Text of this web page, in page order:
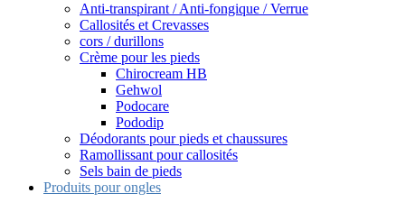
Anti-transpirant / Anti-fongique / Verrue
Callosités et Crevasses
cors / durillons
Crème pour les pieds
Chirocream HB
Gehwol
Podocare
Pododip
Déodorants pour pieds et chaussures
Ramollissant pour callosités
Sels bain de pieds
Produits pour ongles